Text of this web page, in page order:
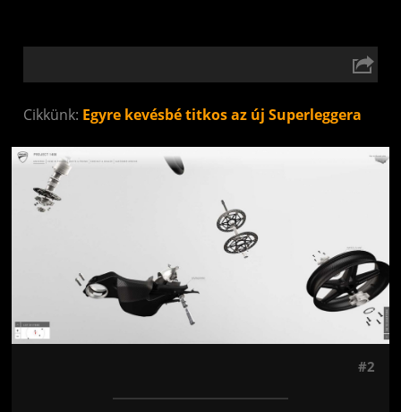
Cikkünk: Egyre kevésbé titkos az új Superleggera
Jön még kép!
#2